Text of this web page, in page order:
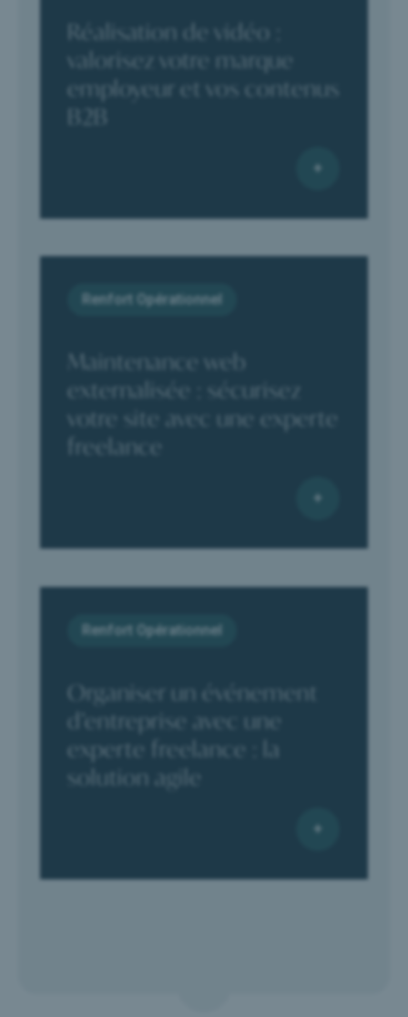
Réalisation de vidéo :
valorisez votre marque
employeur et vos contenus
B2B
Maintenance web
externalisée : sécurisez
votre site avec une experte
freelance
Renfort Opérationnel
Organiser un événement
d’entreprise avec une
experte freelance : la
solution agile
Renfort Opérationnel